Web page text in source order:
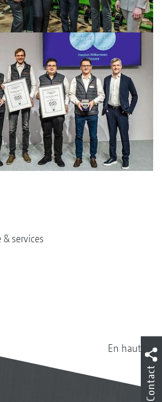
services
En haut
Contact